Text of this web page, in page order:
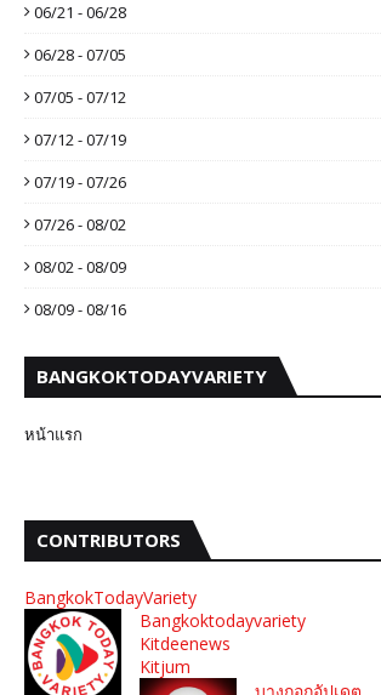
06/21 - 06/28
06/28 - 07/05
07/05 - 07/12
07/12 - 07/19
07/19 - 07/26
07/26 - 08/02
08/02 - 08/09
08/09 - 08/16
BANGKOKTODAYVARIETY
หน้าแรก
CONTRIBUTORS
BangkokTodayVariety
Bangkoktodayvariety
Kitdeenews
Kitjum